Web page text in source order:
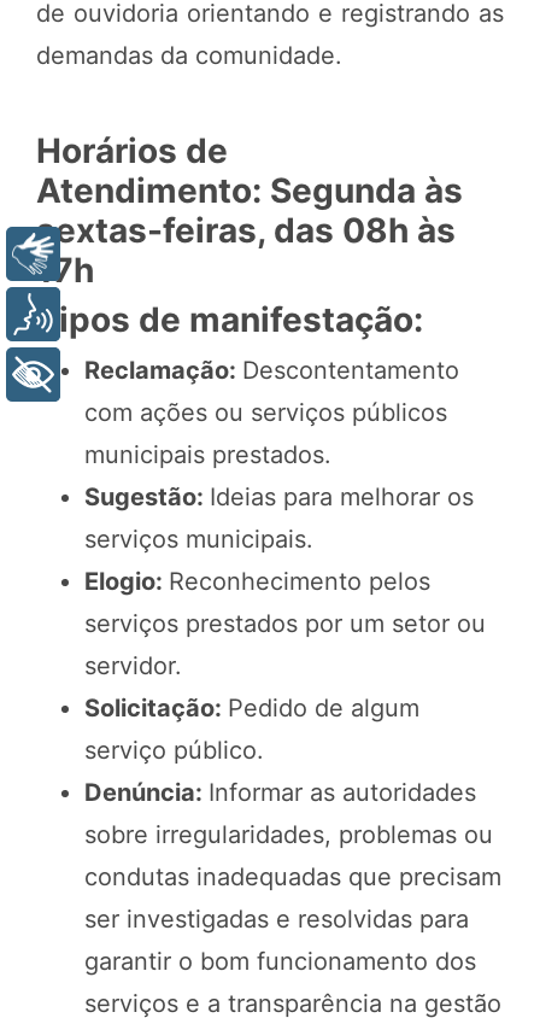
de ouvidoria orientando e registrando as
demandas da comunidade.
Horários de
Atendimento: Segunda às
sextas-feiras, das 08h às
17h
Tipos de manifestação:
Reclamação: Descontentamento
com ações ou serviços públicos
municipais prestados.
Sugestão: Ideias para melhorar os
serviços municipais.
Elogio: Reconhecimento pelos
serviços prestados por um setor ou
servidor.
Solicitação: Pedido de algum
serviço público.
Denúncia: Informar as autoridades
sobre irregularidades, problemas ou
condutas inadequadas que precisam
ser investigadas e resolvidas para
garantir o bom funcionamento dos
serviços e a transparência na gestão
Libras
Voz
+ Acessibilidade